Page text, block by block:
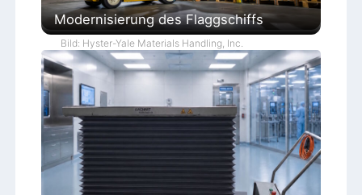
Modernisierung des Flaggschiffs
Bild: Hyster-Yale Materials Handling, Inc.